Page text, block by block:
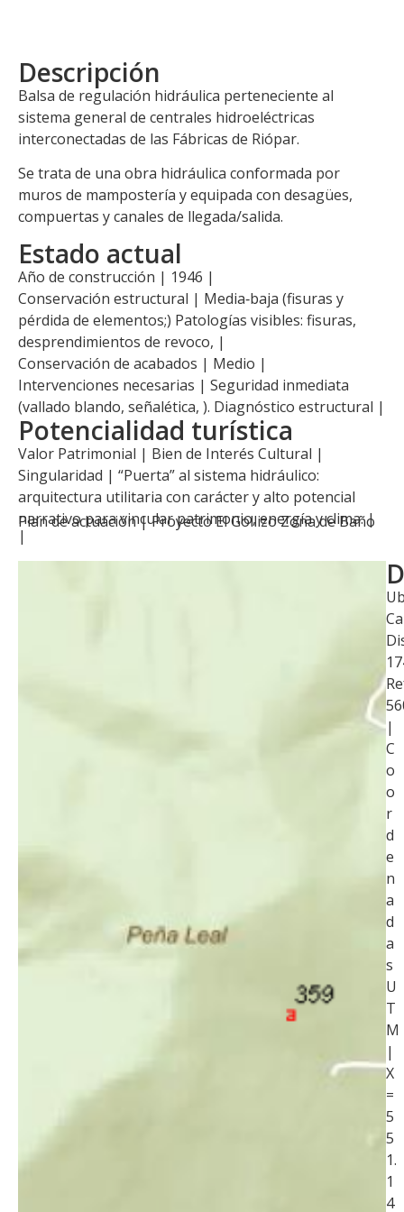
Descripción
Balsa de regulación hidráulica perteneciente al
sistema general de centrales hidroeléctricas
interconectadas de las Fábricas de Riópar.
Se trata de una obra hidráulica conformada por
muros de mampostería y equipada con desagües,
compuertas y canales de llegada/salida.
Estado actual
Año de construcción | 1946 |
Conservación estructural | Media‑baja (fisuras y
pérdida de elementos;) Patologías visibles: fisuras,
desprendimientos de revoco, |
Conservación de acabados | Medio |
Intervenciones necesarias | Seguridad inmediata
(vallado blando, señalética, ). Diagnóstico estructural |
Potencialidad turística
Valor Patrimonial | Bien de Interés Cultural |
Singularidad | “Puerta” al sistema hidráulico:
arquitectura utilitaria con carácter y alto potencial
narrativo para vincular patrimonio, energía y clima. |
Plan de actuación |Proyecto El Gollizo Zona de Baño
|
|
C
o
o
r
d
e
n
a
d
a
s
U
T
M
|
X
=
5
5
1.
1
4